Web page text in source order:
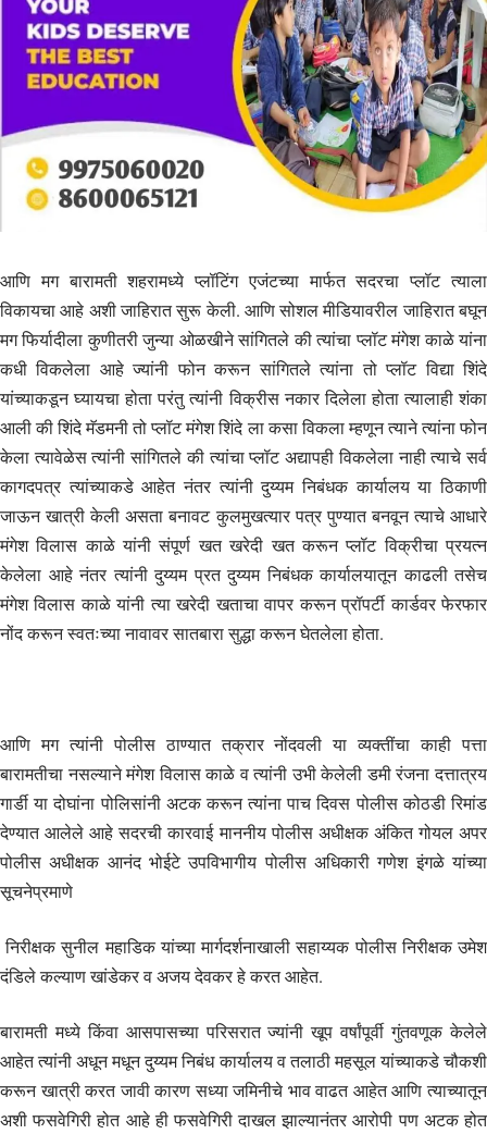
आणि मग बारामती शहरामध्ये प्लॉटिंग एजंटच्या मार्फत सदरचा प्लॉट त्याला
विकायचा आहे अशी जाहिरात सुरू केली. आणि सोशल मीडियावरील जाहिरात बघून
मग फिर्यादीला कुणीतरी जुन्या ओळखीने सांगितले की त्यांचा प्लॉट मंगेश काळे यांना
कधी विकलेला आहे ज्यांनी फोन करून सांगितले त्यांना तो प्लॉट विद्या शिंदे
यांच्याकडून घ्यायचा होता परंतु त्यांनी विक्रीस नकार दिलेला होता त्यालाही शंका
आली की शिंदे मॅडमनी तो प्लॉट मंगेश शिंदे ला कसा विकला म्हणून त्याने त्यांना फोन
केला त्यावेळेस त्यांनी सांगितले की त्यांचा प्लॉट अद्यापही विकलेला नाही त्याचे सर्व
कागदपत्र त्यांच्याकडे आहेत नंतर त्यांनी दुय्यम निबंधक कार्यालय या ठिकाणी
जाऊन खात्री केली असता बनावट कुलमुखत्यार पत्र पुण्यात बनवून त्याचे आधारे
मंगेश विलास काळे यांनी संपूर्ण खत खरेदी खत करून प्लॉट विक्रीचा प्रयत्न
केलेला आहे नंतर त्यांनी दुय्यम प्रत दुय्यम निबंधक कार्यालयातून काढली तसेच
मंगेश विलास काळे यांनी त्या खरेदी खताचा वापर करून प्रॉपर्टी कार्डवर फेरफार
नोंद करून स्वतःच्या नावावर सातबारा सुद्धा करून घेतलेला होता.
आणि मग त्यांनी पोलीस ठाण्यात तक्रार नोंदवली या व्यक्तींचा काही पत्ता
बारामतीचा नसल्याने मंगेश विलास काळे व त्यांनी उभी केलेली डमी रंजना दत्तात्रय
गार्डी या दोघांना पोलिसांनी अटक करून त्यांना पाच दिवस पोलीस कोठडी रिमांड
देण्यात आलेले आहे सदरची कारवाई माननीय पोलीस अधीक्षक अंकित गोयल अपर
पोलीस अधीक्षक आनंद भोईटे उपविभागीय पोलीस अधिकारी गणेश इंगळे यांच्या
सूचनेप्रमाणे
निरीक्षक सुनील महाडिक यांच्या मार्गदर्शनाखाली सहाय्यक पोलीस निरीक्षक उमेश
दंडिले कल्याण खांडेकर व अजय देवकर हे करत आहेत.
बारामती मध्ये किंवा आसपासच्या परिसरात ज्यांनी खूप वर्षांपूर्वी गुंतवणूक केलेले
आहेत त्यांनी अधून मधून दुय्यम निबंध कार्यालय व तलाठी महसूल यांच्याकडे चौकशी
करून खात्री करत जावी कारण सध्या जमिनीचे भाव वाढत आहेत आणि त्याच्यातून
अशी फसवेगिरी होत आहे ही फसवेगिरी दाखल झाल्यानंतर आरोपी पण अटक होत